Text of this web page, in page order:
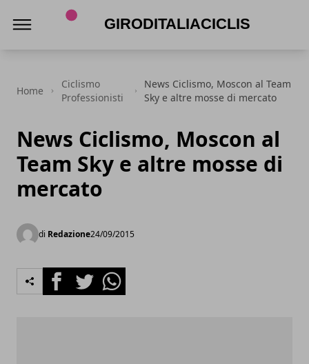
Home
Ciclismo
Professionisti
News Ciclismo, Moscon al Team
Sky e altre mosse di mercato
News Ciclismo, Moscon al
Team Sky e altre mosse di
mercato
di Redazione24/09/2015
FacebookTwitterWhatsapp